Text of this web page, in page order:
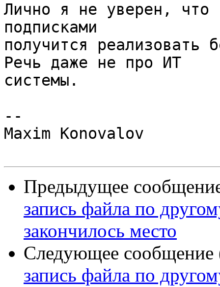
Лично я не уверен, что
подписками
получится реализовать
Речь даже не про ИТ
системы.
--
Maxim Konovalov
Предыдущее
запись файла по
закончилось место
Следующее сообщение
запись файла по